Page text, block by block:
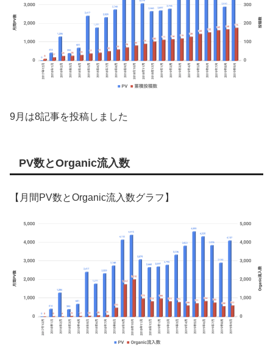
9月は8記事を投稿しました
PV数とOrganic流入数
【月間PV数とOrganic流入数グラフ】